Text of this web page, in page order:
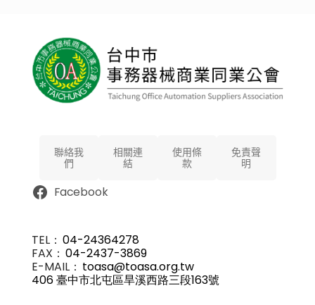
聯絡我
們
相關連
結
使用條
款
免責聲
明
Facebook
TEL： 04-24364278
FAX： 04-2437-3869
E-MAIL： toasa@toasa.org.tw
406 臺中市北屯區旱溪西路三段163號